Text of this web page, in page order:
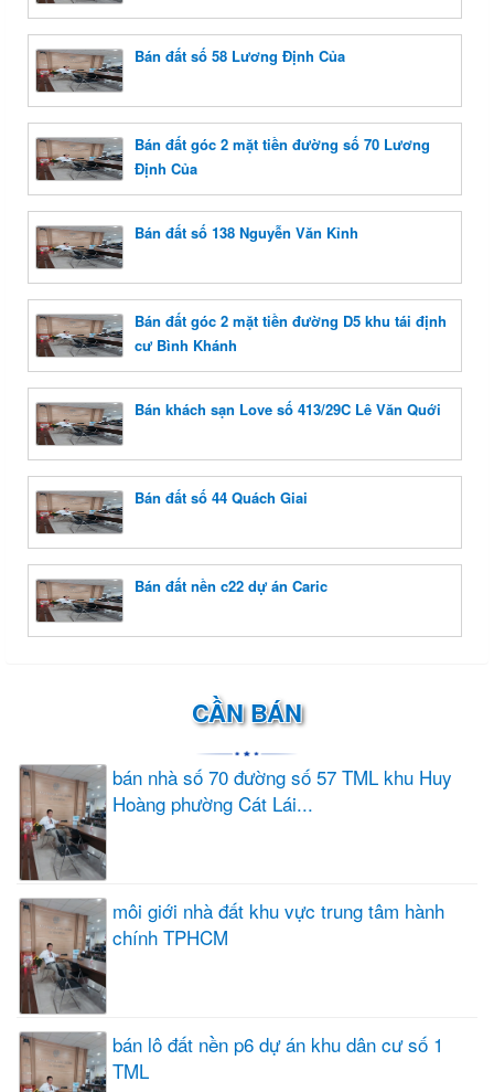
Bán đất số 58 Lương Định Của
Bán đất góc 2 mặt tiền đường số 70 Lương
Định Của
Bán đất số 138 Nguyễn Văn Kỉnh
Bán đất góc 2 mặt tiền đường D5 khu tái định
cư Bình Khánh
Bán khách sạn Love số 413/29C Lê Văn Quới
Bán đất số 44 Quách Giai
Bán đất nền c22 dự án Caric
CẦN BÁN
bán nhà số 70 đường số 57 TML khu Huy
Hoàng phường Cát Lái...
môi giới nhà đất khu vực trung tâm hành
chính TPHCM
bán lô đất nền p6 dự án khu dân cư số 1
TML